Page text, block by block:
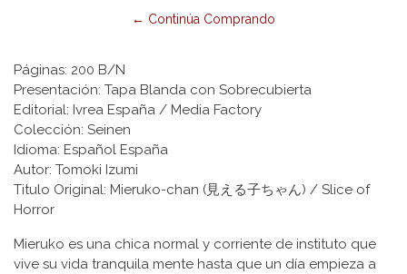
← Continúa Comprando
Páginas: 200 B/N
Presentación: Tapa Blanda con Sobrecubierta
Editorial: Ivrea España / Media Factory
Colección: Seinen
Idioma: Español España
Autor: Tomoki Izumi
Titulo Original: Mieruko-chan (見える子ちゃん) / Slice of
Horror
Mieruko es una chica normal y corriente de instituto que
vive su vida tranquila mente hasta que un día empieza a